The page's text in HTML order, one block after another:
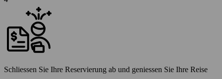
Schliessen Sie Ihre Reservierung ab und geniessen Sie Ihre Reise